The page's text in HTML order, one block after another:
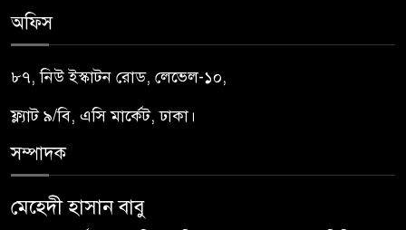
অফিস
৮৭, নিউ ইস্কাটন রোড, লেভেল-১০,
ফ্ল্যাট ৯/বি, এসি মার্কেট, ঢাকা।
সম্পাদক
মেহেদী হাসান বাবু